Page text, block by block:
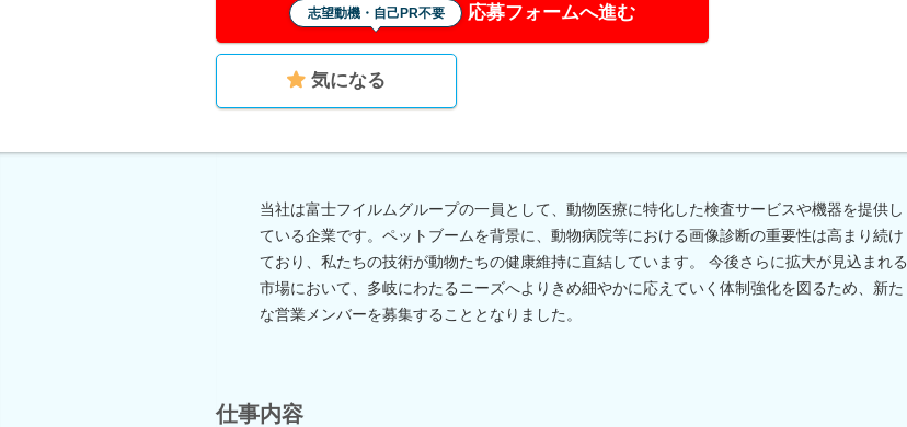
志望動機・自己PR不要 応募フォームへ進む
気になる
当社は富士フイルムグループの一員として、動物医療に特化した検査サービスや機器を提供し
ている企業です。ペットブームを背景に、動物病院等における画像診断の重要性は高まり続け
ており、私たちの技術が動物たちの健康維持に直結しています。 今後さらに拡大が見込まれる
市場において、多岐にわたるニーズへよりきめ細やかに応えていく体制強化を図るため、新た
な営業メンバーを募集することとなりました。
仕事内容